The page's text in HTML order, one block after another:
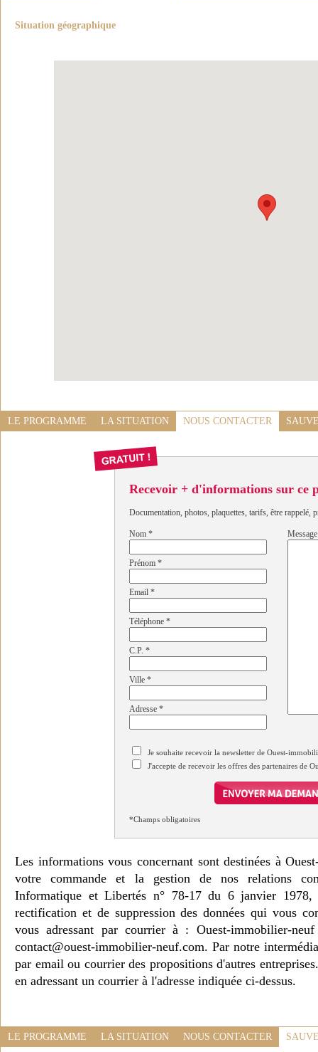
Situation géographique
LE PROGRAMME LA SITUATION NOUS CONTACTER
Recevoir + d'informations sur ce
Documentation, photos, plaquettes, tarifs, être rappelé,
Nom *
Prénom *
Email *
Téléphone *
C.P. *
Ville *
Adresse *
Message
Je souhaite recevoir la newsletter de Ouest-
J'accepte de recevoir les offres des partenaires de
*Champs obligatoires
Les informations vous concernant sont destinées à
votre commande et la gestion de nos relations
Informatique et Libertés n° 78-17 du 6 janvier 1978,
rectification et de suppression des données qui vous
vous adressant par courrier à : Ouest-immobilier-
contact@ouest-immobilier-neuf.com. Par notre
par email ou courrier des propositions d'autres
en adressant un courrier à l'adresse indiquée ci-dessus.
LE PROGRAMME LA SITUATION NOUS CONTACTER